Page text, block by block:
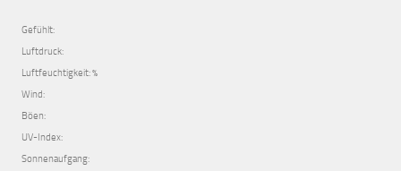
Gefühlt:
Luftdruck:
Luftfeuchtigkeit: %
Wind:
Böen:
UV-Index:
Sonnenaufgang: